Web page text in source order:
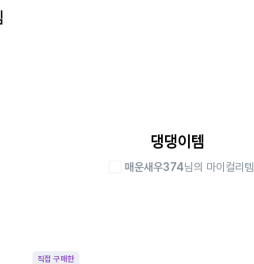
댕댕이템
매운새우374님의 마이컬리템
직접 구매한